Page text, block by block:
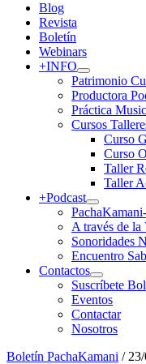
Blog
Revista
Boletín
Webinars
+INFO
Patrimonio
Productora
Práctica
Cursos
Curso
Curso
Taller
Taller
+Podcast
A través de la
Sonoridades
Encuentro
Contactos
Suscríbete
Eventos
Contactar
Nosotros
Boletín PachaKamani /